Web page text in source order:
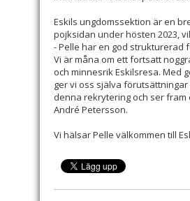
Eskils ungdomssektion är en
pojksidan under hösten 2023,
- Pelle har en god strukturerad
Vi är måna om ett fortsatt
och minnesrik Eskilsresa. Med
ger vi oss själva
denna rekrytering och ser
André Petersson.
Vi hälsar Pelle välkommen till